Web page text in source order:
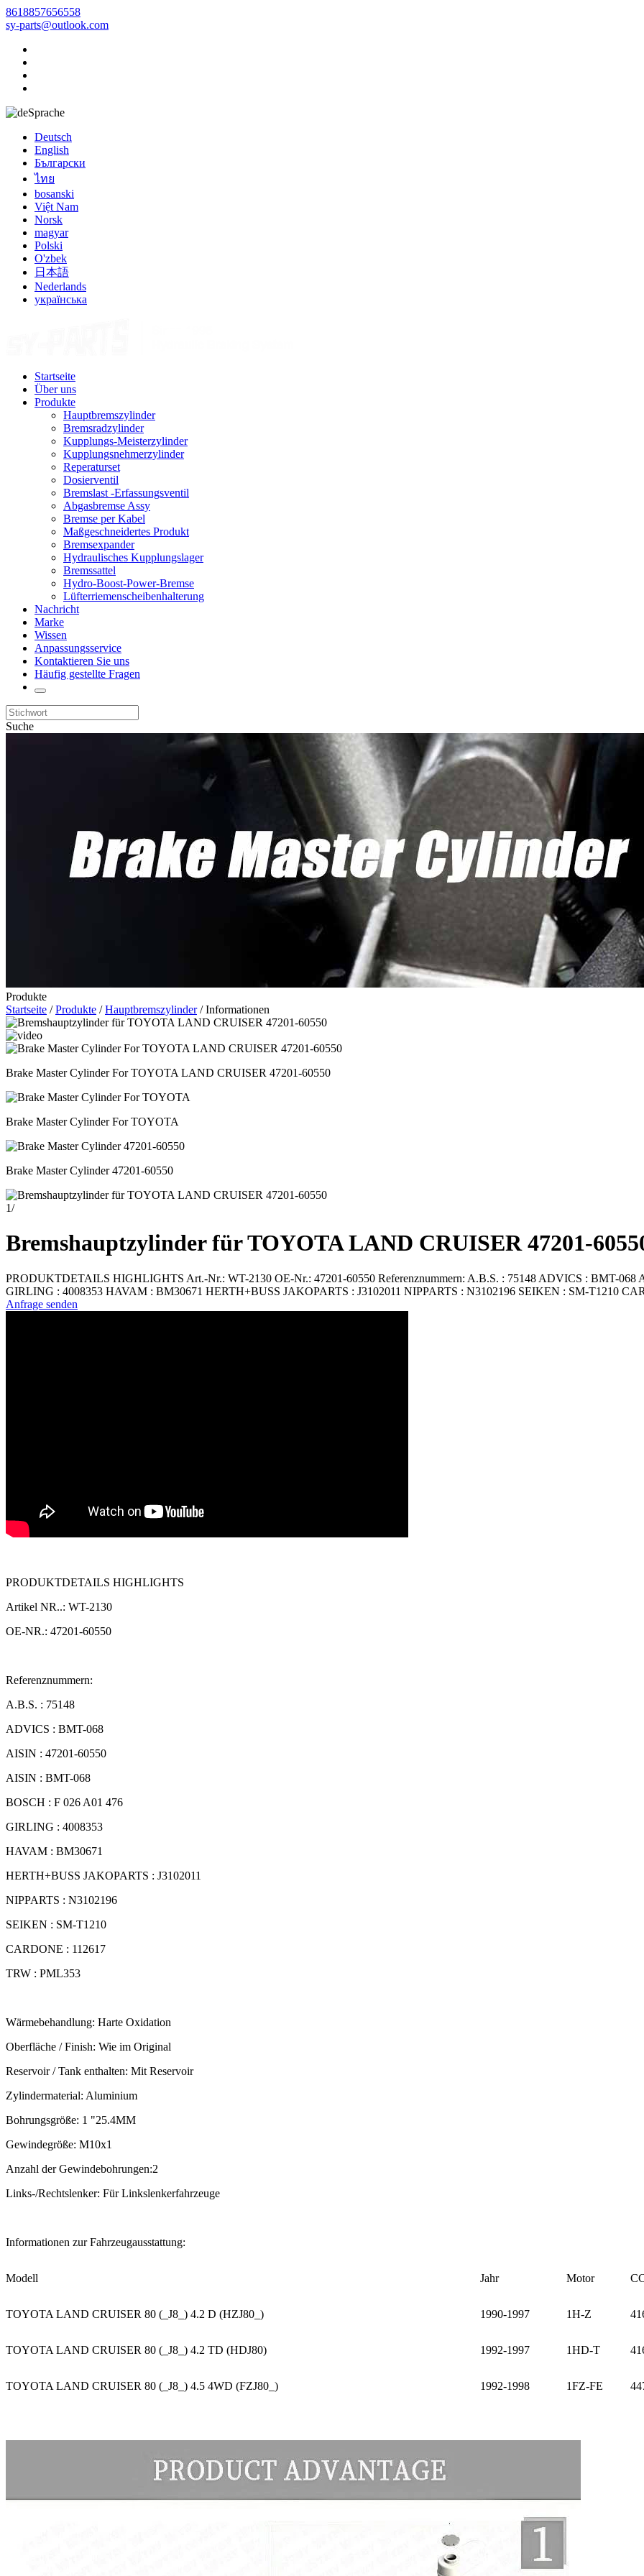
8618857656558
sy-parts@outlook.com
Sprache
Deutsch
English
Български
ไทย
bosanski
Việt Nam
Norsk
magyar
Polski
O'zbek
日本語
Nederlands
українська
Startseite
Über uns
Produkte
Hauptbremszylinder
Bremsradzylinder
Kupplungs-Meisterzylinder
Kupplungsnehmerzylinder
Reperaturset
Dosierventil
Bremslast -Erfassungsventil
Abgasbremse Assy
Bremse per Kabel
Maßgeschneidertes Produkt
Bremsexpander
Hydraulisches Kupplungslager
Bremssattel
Hydro-Boost-Power-Bremse
Lüfterriemenscheibenhalterung
Nachricht
Marke
Wissen
Anpassungsservice
Kontaktieren Sie uns
Häufig gestellte Fragen
Suche
Produkte
Startseite /Produkte /Hauptbremszylinder/ Informationen
Brake Master Cylinder For TOYOTA LAND CRUISER 47201-60550
Brake Master Cylinder For TOYOTA
Brake Master Cylinder 47201-60550
1/
Bremshauptzylinder für TOYOTA LAND CRUISER 47201-
PRODUKTDETAILS HIGHLIGHTS Art.-Nr.: WT-2130 OE-Nr.: 47201-60550 Referenznummern: A.B.S. : 75148 ADVICS : BMT-
GIRLING : 4008353 HAVAM : BM30671 HERTH+BUSS JAKOPARTS : J3102011 NIPPARTS : N3102196 SEIKEN : SM-T1210
Anfrage senden
PRODUKTDETAILS HIGHLIGHTS
Artikel NR..: WT-2130
OE-NR.: 47201-60550
Referenznummern:
A.B.S. : 75148
ADVICS : BMT-068
AISIN : 47201-60550
AISIN : BMT-068
BOSCH : F 026 A01 476
GIRLING : 4008353
HAVAM : BM30671
HERTH+BUSS JAKOPARTS : J3102011
NIPPARTS : N3102196
SEIKEN : SM-T1210
CARDONE : 112617
TRW : PML353
Wärmebehandlung: Harte Oxidation
Oberfläche / Finish: Wie im Original
Reservoir / Tank enthalten: Mit Reservoir
Zylindermaterial: Aluminium
Bohrungsgröße: 1 "25.4MM
Gewindegröße: M10x1
Anzahl der Gewindebohrungen:2
Links-/Rechtslenker: Für Linkslenkerfahrzeuge
Informationen zur Fahrzeugausstattung:
Modell Jahr Motor
TOYOTA LAND CRUISER 80 (_J8_) 4.2 D (HZJ80_) 1990-1997 1H-Z
TOYOTA LAND CRUISER 80 (_J8_) 4.2 TD (HDJ80) 1992-1997 1HD-T
TOYOTA LAND CRUISER 80 (_J8_) 4.5 4WD (FZJ80_) 1992-1998 1FZ-FE